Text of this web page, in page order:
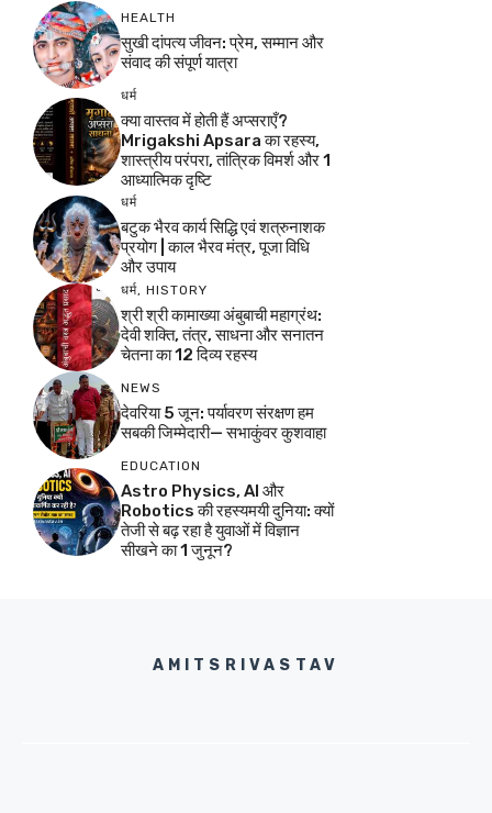
HEALTH
सुखी दांपत्य जीवन: प्रेम, सम्मान और
संवाद की संपूर्ण यात्रा
धर्म
क्या वास्तव में होती हैं अप्सराएँ?
Mrigakshi Apsara का रहस्य,
शास्त्रीय परंपरा, तांत्रिक विमर्श और 1
आध्यात्मिक दृष्टि
धर्म
बटुक भैरव कार्य सिद्धि एवं शत्रुनाशक
प्रयोग | काल भैरव मंत्र, पूजा विधि
और उपाय
धर्म, HISTORY
श्री श्री कामाख्या अंबुबाची महाग्रंथ:
देवी शक्ति, तंत्र, साधना और सनातन
चेतना का 12 दिव्य रहस्य
NEWS
देवरिया 5 जून: पर्यावरण संरक्षण हम
सबकी जिम्मेदारी— सभाकुंवर कुशवाहा
EDUCATION
Astro Physics, AI और
Robotics की रहस्यमयी दुनिया: क्यों
तेजी से बढ़ रहा है युवाओं में विज्ञान
सीखने का 1 जुनून?
AMITSRIVASTAV